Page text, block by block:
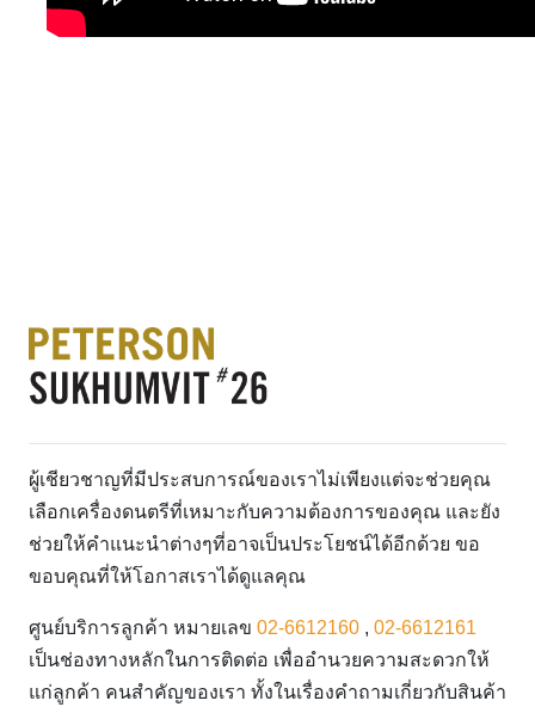
ผู้เชียวชาญที่มีประสบการณ์ของเราไม่เพียงแต่จะช่วยคุณ
เลือกเครื่องดนตรีที่เหมาะกับความต้องการของคุณ และยัง
ช่วยให้คำแนะนำต่างๆที่อาจเป็นประโยชน์ได้อีกด้วย ขอ
ขอบคุณที่ให้โอกาสเราได้ดูแลคุณ
ศูนย์บริการลูกค้า หมายเลข 02-6612160 , 02-6612161
เป็นช่องทางหลักในการติดต่อ เพื่ออำนวยความสะดวกให้
แก่ลูกค้า คนสำคัญของเรา ทั้งในเรื่องคำถามเกี่ยวกับสินค้า